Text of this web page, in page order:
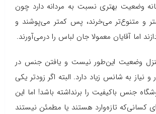
وضعیت بهتری نسبت به مردانه دارد چون
و متنوع‌تر می‌خرند، پس کمتر می‌پوشند و
اما آقایان معمولا جان لباس را درمی‌آورند.
وضعیت این‌طور نیست و یافتن جنس در
نیاز به شانس زیاد دارد. البته اگر زودتر یکی
جنس باکیفیت را برنداشته باشد! اما این
کسانی‌که تازه‌وارد هستند یا مطمئن نیستند